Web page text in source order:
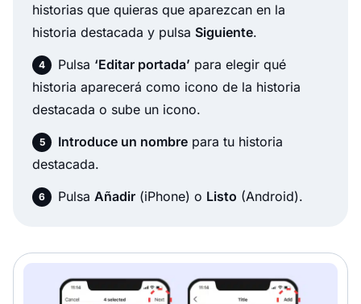
historias que quieras que aparezcan en la
historia destacada y pulsa Siguiente.
Pulsa ‘Editar portada’ para elegir qué
historia aparecerá como icono de la historia
destacada o sube un icono.
Introduce un nombre para tu historia
destacada.
Pulsa Añadir (iPhone) o Listo (Android).